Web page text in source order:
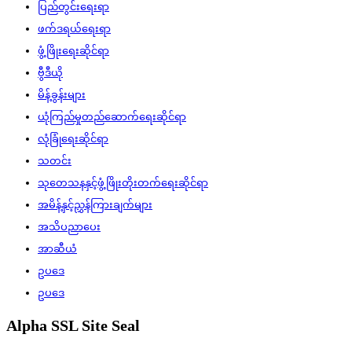
ပြည်တွင်းရေးရာ
ဖက်ဒရယ်ရေးရာ
ဖွံ့ဖြိုးရေးဆိုင်ရာ
ဗွီဒီယို
မိန့်ခွန်းများ
ယုံကြည်မှုတည်ဆောက်ရေးဆိုင်ရာ
လုံခြုံရေးဆိုင်ရာ
သတင်း
သုတေသနနှင့်ဖွံ့ဖြိုးတိုးတက်ရေးဆိုင်ရာ
အမိန့်နှင့်ညွှန်ကြားချက်များ
အသိပညာပေး
အာဆီယံ
ဥပဒေ
ဥပဒေ
Alpha SSL Site Seal